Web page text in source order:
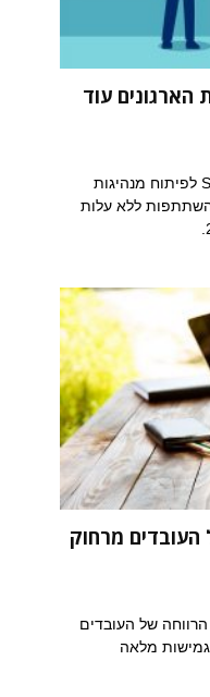
הארגונים עוד
הצגת שיטת Self-Empowered Employees לפיתוח מנהיגות
ללא עלות
העובדים מרחוק
של העובדים
מלאה